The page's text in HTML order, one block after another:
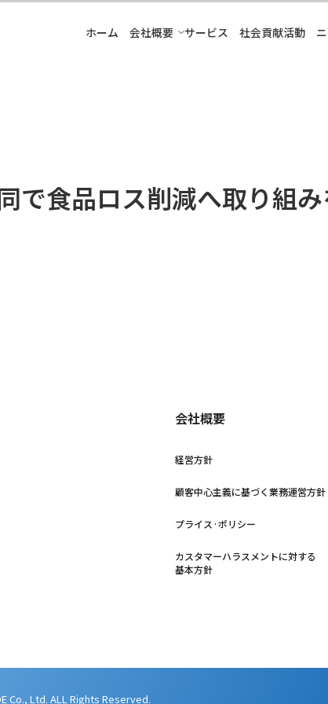
ホーム 会社概要 サービス 社会貢献活動
で食品ロス削減へ取り組
会社概要
経営方針
顧客中心主義に基づく業務運営方針
プライス·ポリシー
カスタマーハラスメントに対する
基本方針
Co., Ltd. ALL Rights Reserved.